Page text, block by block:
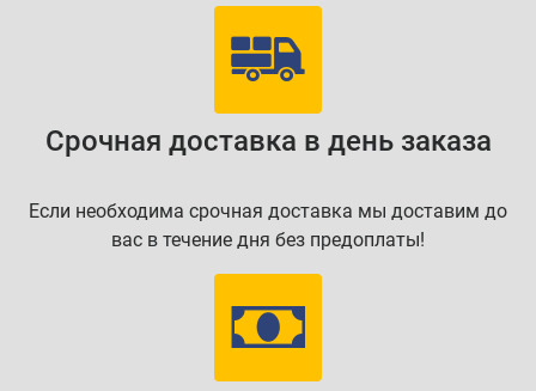
Срочная доставка в день заказа
Если необходима срочная доставка мы доставим до
вас в течение дня без предоплаты!